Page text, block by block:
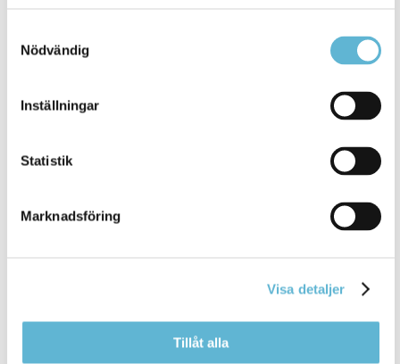
Nödvändig
Inställningar
Statistik
Marknadsföring
Visa detaljer
Tillåt alla
Kommunhuset, Storgatan 48